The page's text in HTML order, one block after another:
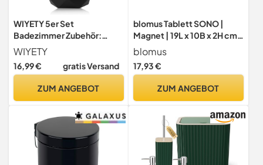
WIYETY 5er Set
Badezimmer Zubehör:
Badaccessoires Set aus
Kunststoff mit
Zahnputzbecher,
Schminktablett,
Seifenschale (Schwarz)
WIYETY
16,99 € gratis Versand
ZUM ANGEBOT
blomus Tablett SONO |
Magnet | 19L x 10B x 2H cm |
Ablageschale aus Keramik |
Badaccessoire |
Seifenschale &
blomus
17,93 €
ZUM ANGEBOT